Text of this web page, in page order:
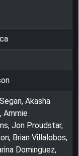
Akasha
Ammie
Jon Proudstar,
Brian Villalobos,
Dominguez,